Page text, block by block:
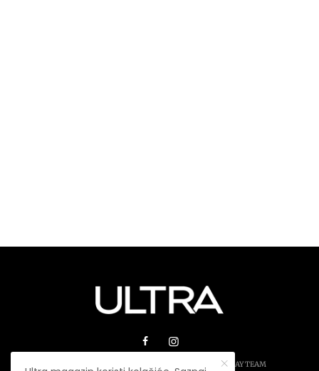
© 2026 ULTRA MAGAZIN. SVA PRAVA ZADRŽANA.PLAY TEAM